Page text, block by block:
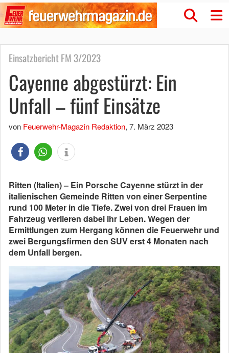
Einsatzbericht FM 3/2023
Cayenne abgestürzt: Ein
Unfall – fünf Einsätze
von Feuerwehr-Magazin Redaktion, 7. März 2023
Ritten (Italien) – Ein Porsche Cayenne stürzt in der
italienischen Gemeinde Ritten von einer Serpentine
rund 100 Meter in die Tiefe. Zwei von drei Frauen im
Fahrzeug verlieren dabei ihr Leben. Wegen der
Ermittlungen zum Hergang können die Feuerwehr und
zwei Bergungsfirmen den SUV erst 4 Monaten nach
dem Unfall bergen.